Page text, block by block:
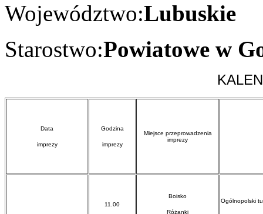
Województwo:Lubuskie
Starostwo:Powiatowe w
Data
imprezy
Godzina
imprezy
Miejsce przeprowadzenia
imprezy
11.00
Boisko
Różanki
Ogólnopolski